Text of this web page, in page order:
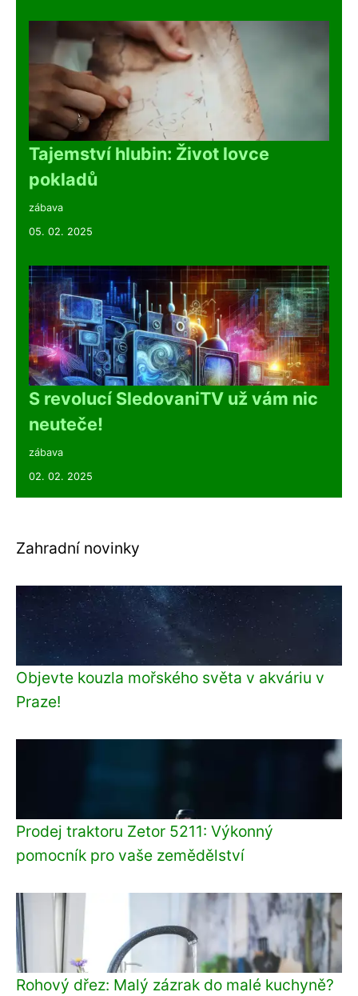
Tajemství hlubin: Život lovce
pokladů
zábava
05. 02. 2025
S revolucí SledovaniTV už vám nic
neuteče!
zábava
02. 02. 2025
Zahradní novinky
Objevte kouzla mořského světa v akváriu v
Praze!
Prodej traktoru Zetor 5211: Výkonný
pomocník pro vaše zemědělství
Rohový dřez: Malý zázrak do malé kuchyně?